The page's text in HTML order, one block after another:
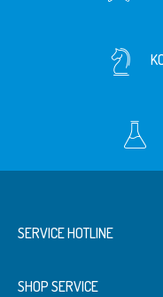
SERVICE HOTLINE
SHOP SERVICE